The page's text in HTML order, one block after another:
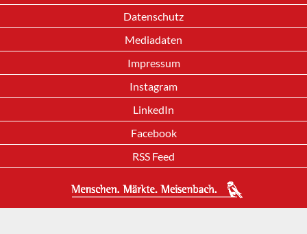
Datenschutz
Mediadaten
Impressum
Instagram
LinkedIn
Facebook
RSS Feed